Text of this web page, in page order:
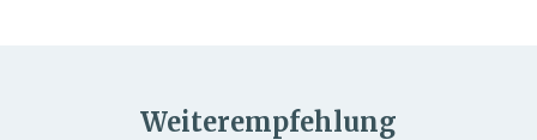
Weiterempfehlung